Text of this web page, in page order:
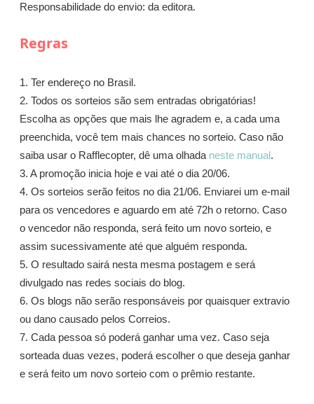
Responsabilidade do envio: da editora.
Regras
1. Ter endereço no Brasil.
2. Todos os sorteios são sem entradas obrigatórias!
Escolha as opções que mais lhe agradem e, a cada uma
preenchida, você tem mais chances no sorteio. Caso não
saiba usar o Rafflecopter, dê uma olhada neste manual .
3. A promoção inicia hoje e vai até o dia 20/06.
4. Os sorteios serão feitos no dia 21/06. Enviarei um e-mail
para os vencedores e aguardo em até 72h o retorno. Caso
o vencedor não responda, será feito um novo sorteio, e
assim sucessivamente até que alguém responda.
5. O resultado sairá nesta mesma postagem e será
divulgado nas redes sociais do blog.
6. Os blogs não serão responsáveis por quaisquer extravio
ou dano causado pelos Correios.
7. Cada pessoa só poderá ganhar uma vez. Caso seja
sorteada duas vezes, poderá escolher o que deseja ganhar
e será feito um novo sorteio com o prêmio restante.